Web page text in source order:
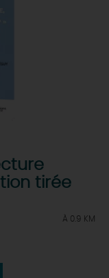
tirée
À 0.9 KM